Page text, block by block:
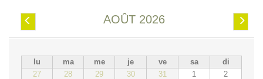
Préc. Suiv.
AOÛT 2026
lu ma me je ve sa
di
27
28 29 30 31 1 2